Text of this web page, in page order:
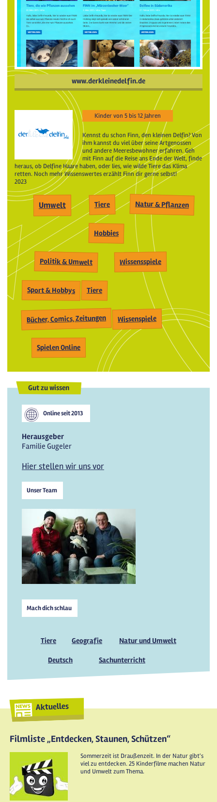
www.derkleinedelfin.de
Kinder von 5 bis 12 Jahren
Kennst du schon Finn, den kleinen Delfin? Von
ihm kannst du viel über seine Artgenossen
und andere Meeresbewohner erfahren. Geh
mit Finn auf die Reise ans Ende der Welt, finde
heraus, ob Delfine Haare haben, oder lies, wie wilde Tiere das Klima
retten. Noch mehr Wissenswertes erzählt Finn dir gerne selbst!
2023
Umwelt Tiere Natur & Pflanzen
Hobbies
Politik & Umwelt Wissensspiele
Sport & Hobbys Tiere
Bücher, Comics, Zeitungen Wissenspiele
Spielen Online
Gut zu wissen
Online seit2013
Herausgeber
Familie Gugeler
Hier stellen wir uns vor
Unser Team
Mach dich schlau
Tiere Geografie Natur und Umwelt
Deutsch Sachunterricht
Aktuelles
Filmliste „Entdecken, Staunen, Schützen“
Sommerzeit ist Draußenzeit. In der Natur gibt's
viel zu entdecken. 25 Kinderfilme machen Natur
und Umwelt zum Thema.